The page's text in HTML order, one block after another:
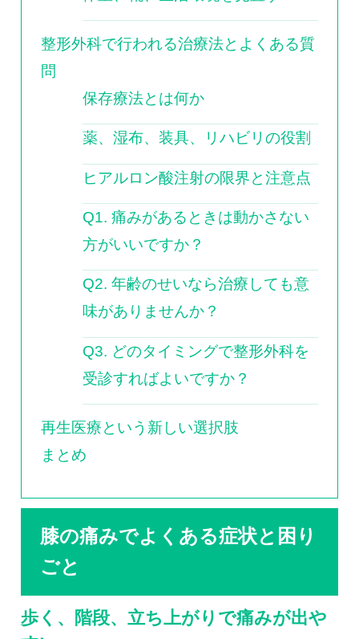
整形外科で行われる治療法とよくある質
問
保存療法とは何か
薬、湿布、装具、リハビリの役割
ヒアルロン酸注射の限界と注意点
Q1. 痛みがあるときは動かさない
方がいいですか？
Q2. 年齢のせいなら治療しても意
味がありませんか？
Q3. どのタイミングで整形外科を
受診すればよいですか？
再生医療という新しい選択肢
まとめ
膝の痛みでよくある症状と困り
ごと
歩く、階段、立ち上がりで痛みが出や